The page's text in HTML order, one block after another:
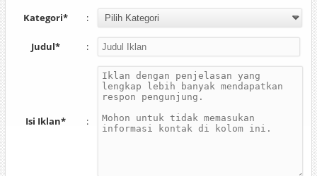
Kategori* :
Judul* :
Isi Iklan* :